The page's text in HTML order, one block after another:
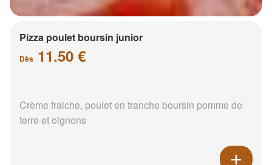
Pizza poulet boursin junior
Dès 11.50 €
Crème fraiche, poulet en tranche boursin pomme de
terre et oignons